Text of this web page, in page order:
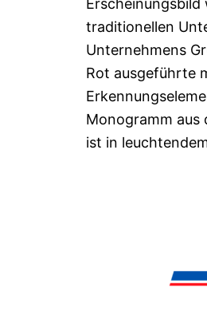
traditionellen
Unternehmens
Rot ausgeführte
Monogramm aus
ist in